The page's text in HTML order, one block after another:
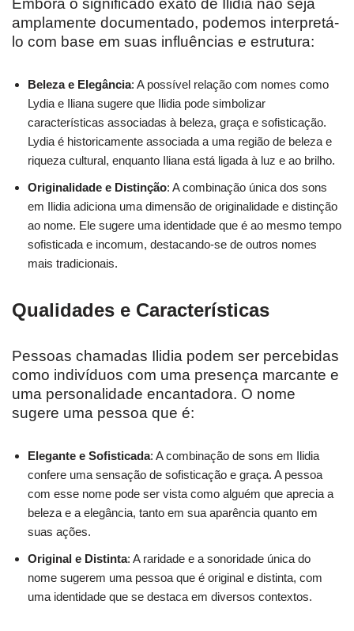
Embora o significado exato de Ilidia não seja
amplamente documentado, podemos interpretá-
lo com base em suas influências e estrutura:
Beleza e Elegância: A possível relação com nomes como
Lydia e Iliana sugere que Ilidia pode simbolizar
características associadas à beleza, graça e sofisticação.
Lydia é historicamente associada a uma região de beleza e
riqueza cultural, enquanto Iliana está ligada à luz e ao brilho.
Originalidade e Distinção: A combinação única dos sons
em Ilidia adiciona uma dimensão de originalidade e distinção
ao nome. Ele sugere uma identidade que é ao mesmo tempo
sofisticada e incomum, destacando-se de outros nomes
mais tradicionais.
Qualidades e Características
Pessoas chamadas Ilidia podem ser percebidas
como indivíduos com uma presença marcante e
uma personalidade encantadora. O nome
sugere uma pessoa que é:
Elegante e Sofisticada: A combinação de sons em Ilidia
confere uma sensação de sofisticação e graça. A pessoa
com esse nome pode ser vista como alguém que aprecia a
beleza e a elegância, tanto em sua aparência quanto em
suas ações.
Original e Distinta: A raridade e a sonoridade única do
nome sugerem uma pessoa que é original e distinta, com
uma identidade que se destaca em diversos contextos.